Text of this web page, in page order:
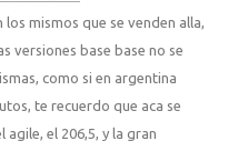
mismos que se venden alla,
versiones base base no se
como si en argentina
te recuerdo que aca se
agile, el 206,5, y la gran